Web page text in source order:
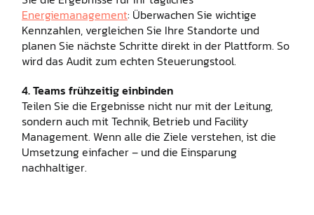
Energiemanagement: Überwachen Sie wichtige
Kennzahlen, vergleichen Sie Ihre Standorte und
planen Sie nächste Schritte direkt in der Plattform. So
wird das Audit zum echten Steuerungstool.
4. Teams frühzeitig einbinden
Teilen Sie die Ergebnisse nicht nur mit der Leitung,
sondern auch mit Technik, Betrieb und Facility
Management. Wenn alle die Ziele verstehen, ist die
Umsetzung einfacher – und die Einsparung
nachhaltiger.